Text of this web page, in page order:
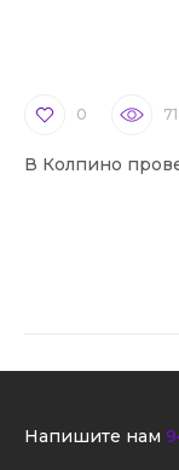
0
В Колпино
Напишите нам